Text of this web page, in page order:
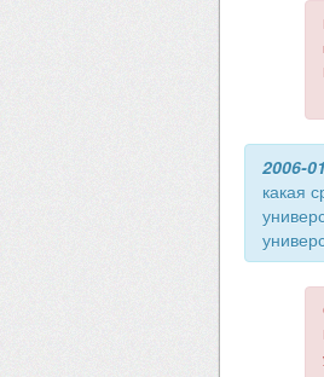
2006-
какая